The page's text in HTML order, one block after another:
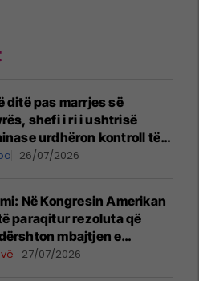
ditë pas marrjes së
shefi i ri i ushtrisë
urdhëron kontroll të
26/07/2026
Në Kongresin Amerikan
paraqitur rezoluta që
mbajtjen e
Parlamentare të
27/07/2026